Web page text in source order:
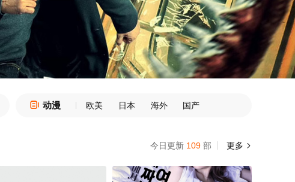
 动漫 欧美 日本 海外 国产
更多 
今日更新 109 部